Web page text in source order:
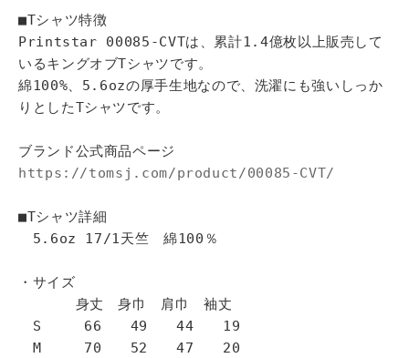
■Tシャツ特徴
Printstar 00085-CVTは、累計1.4億枚以上販売して
いるキングオブTシャツです。
綿100%、5.6ozの厚手生地なので、洗濯にも強いしっか
りとしたTシャツです。
ブランド公式商品ページ
https://tomsj.com/product/00085-CVT/
■Tシャツ詳細
5.6oz 17/1天竺 綿100％
・サイズ
身丈 身巾 肩巾 袖丈
S 66 49 44 19
M 70 52 47 20